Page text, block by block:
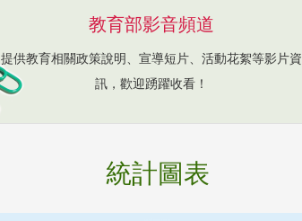
教育部影音頻道
提供教育相關政策說明、宣導短片、活動花絮等影片資
訊，歡迎踴躍收看！
統計圖表